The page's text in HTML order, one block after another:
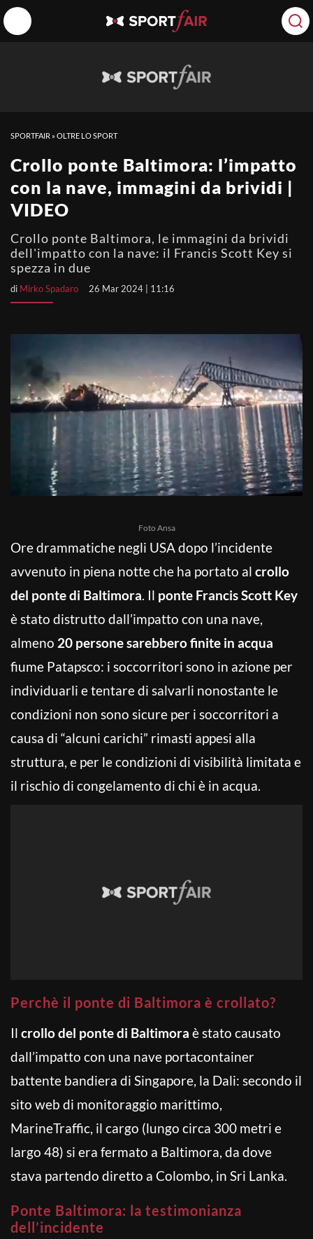
SPORTFAIR »OLTRE LO SPORT
Crollo ponte Baltimora: l’impatto
con la nave, immagini da brividi |
VIDEO
Crollo ponte Baltimora, le immagini da brividi
dell'impatto con la nave: il Francis Scott Key si
spezza in due
di Mirko Spadaro 26 Mar 2024 | 11:16
Foto Ansa
Ore drammatiche negli USA dopo l’incidente
avvenuto in piena notte che ha portato al crollo
del ponte di Baltimora. Il ponte Francis Scott Key
è stato distrutto dall’impatto con una nave,
almeno 20 persone sarebbero finite in acqua
fiume Patapsco: i soccorritori sono in azione per
individuarli e tentare di salvarli nonostante le
condizioni non sono sicure per i soccorritori a
causa di “alcuni carichi” rimasti appesi alla
struttura, e per le condizioni di visibilità limitata e
il rischio di congelamento di chi è in acqua.
Perchè il ponte di Baltimora è crollato?
Il crollo del ponte di Baltimora è stato causato
dall’impatto con una nave portacontainer
battente bandiera di Singapore, la Dali: secondo il
sito web di monitoraggio marittimo,
MarineTraffic, il cargo (lungo circa 300 metri e
largo 48) si era fermato a Baltimora, da dove
stava partendo diretto a Colombo, in Sri Lanka.
Ponte Baltimora: la testimonianza
dell’incidente